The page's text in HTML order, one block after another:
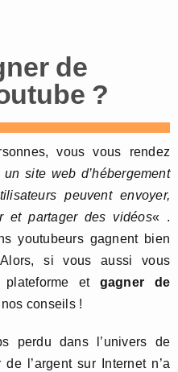
de
?
vous vous rendez
un site web d’hébergement
peuvent envoyer,
et partager des vidéos« .
youtubeurs gagnent bien
si vous aussi vous
plateforme et gagner de
conseils !
perdu dans l’univers de
l’argent sur Internet n’a